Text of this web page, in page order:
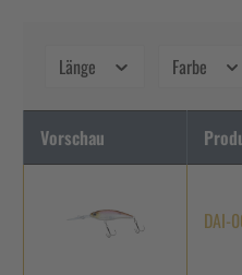
Länge Farbe
Vorschau
DAI-